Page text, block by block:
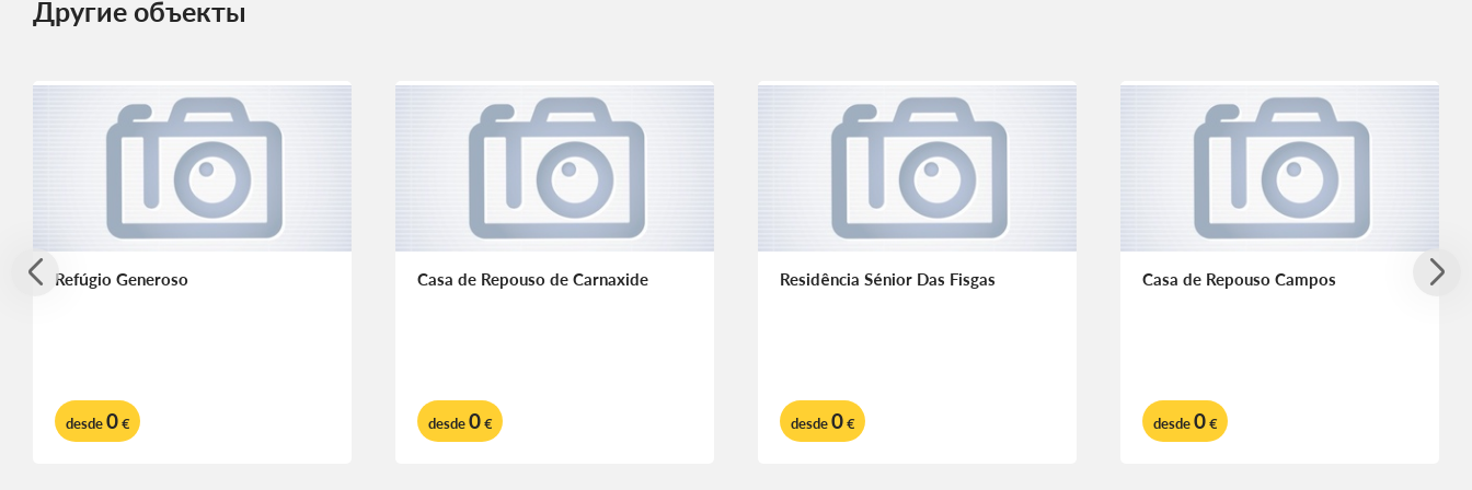
Другие объекты
Refúgio Generoso
desde0€
Casa de Repouso de Carnaxide
desde0€
Residência Sénior Das Fisgas
desde0€
Casa de Repouso Campos
desde0€